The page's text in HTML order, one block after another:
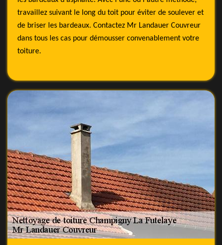
travaillez suivant le long du toit pour éviter de soulever et
de briser les bardeaux. Contactez Mr Landauer Couvreur
dans tous les cas pour démousser convenablement votre
toiture.